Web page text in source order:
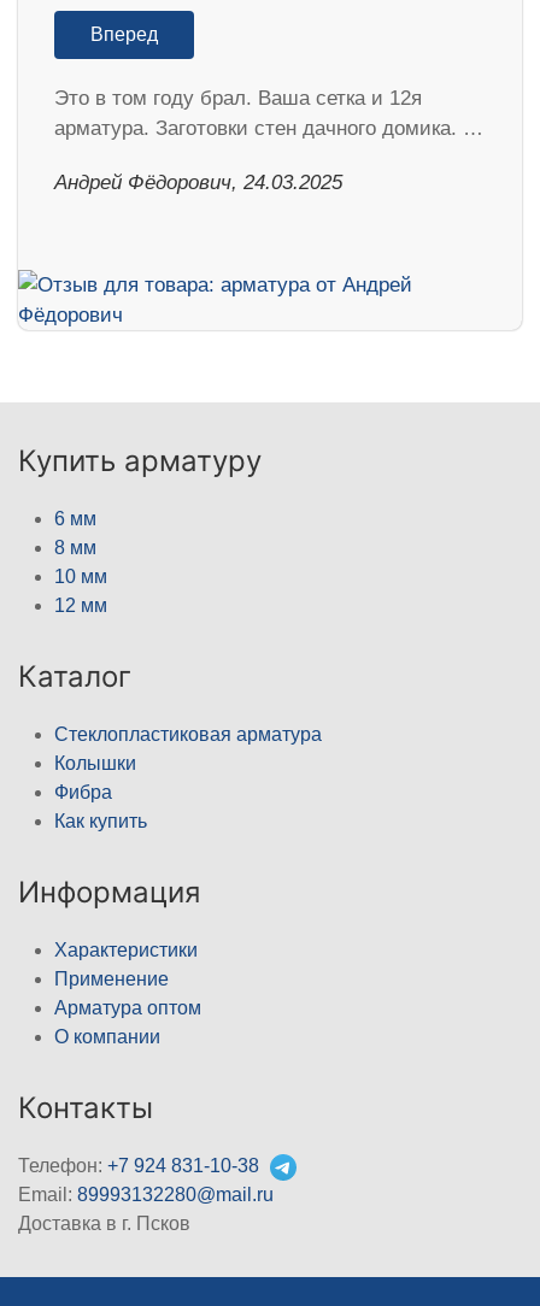
Вперед
Это в том году брал. Ваша сетка и 12я
арматура. Заготовки стен дачного домика. …
Андрей Фёдорович, 24.03.2025
Купить арматуру
6 мм
8 мм
10 мм
12 мм
Каталог
Стеклопластиковая арматура
Колышки
Фибра
Как купить
Информация
Характеристики
Применение
Арматура оптом
О компании
Контакты
Телефон: +7 924 831-10-38
Email: 89993132280@mail.ru
Доставка в г. Псков